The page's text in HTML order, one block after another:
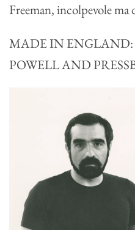
Freeman, incolpevole ma
MADE IN ENGLAND:
POWELL AND